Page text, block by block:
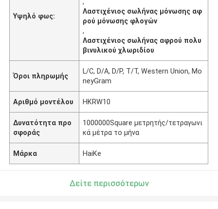
Υψηλό φως:
Λαστιχένιος σωλήνας μόνωσης αφ
ρού μόνωσης φλογών
,
Λαστιχένιος σωλήνας αφρού πολυ
βινυλικού χλωριδίου
Όροι πληρωμής
L/C, D/A, D/P, T/T, Western Union, Mo
neyGram
Αριθμό μοντέλου HKRW10
Δυνατότητα προ
σφοράς
1000000Square μετρητής/τετραγωνι
κά μέτρα το μήνα
Μάρκα HaiKe
Δείτε περισσότερων